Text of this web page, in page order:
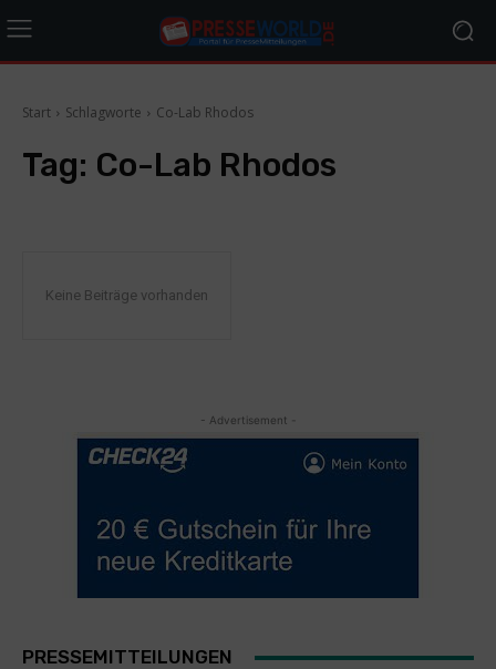
Start Schlagworte Co-Lab Rhodos
Tag: Co-Lab Rhodos
Keine Beiträge vorhanden
- Advertisement -
PRESSEMITTEILUNGEN